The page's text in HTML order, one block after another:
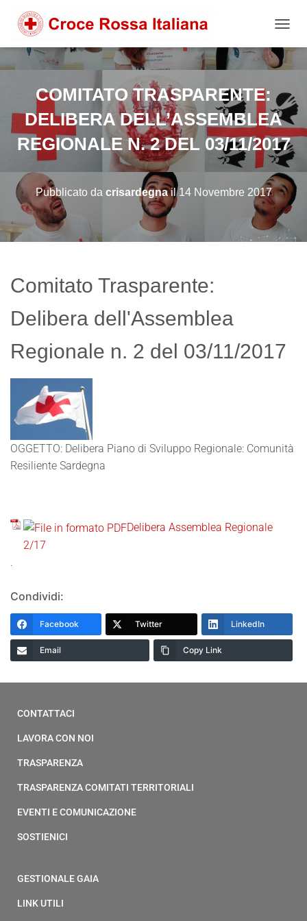
COMITATO TRASPARENTE:
DELIBERA DELL’ASSEMBLEA
REGIONALE N. 2 DEL 03/11/2017
Pubblicato da crisardegnail14 Novembre 2017
Comitato Trasparente:
Delibera dell'Assemblea
Regionale n. 2 del 03/11/2017
OGGETTO: Delibera Piano di Sviluppo Regionale: Comunità
Resiliente Sardegna
Delibera Assemblea Regionale
2/17
.
Condividi:
Facebook Twitter LinkedIn
Email Copy Link
CONTATTACI
LAVORA CON NOI
TRASPARENZA
TRASPARENZA COMITATI TERRITORIALI
EVENTI E COMUNICAZIONE
SOSTIENICI
GESTIONALE GAIA
LINK UTILI